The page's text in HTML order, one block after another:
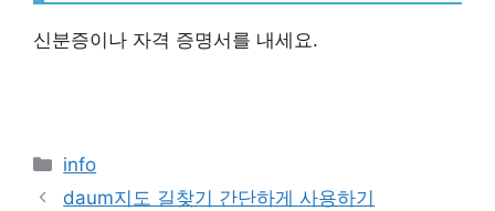
신분증이나 자격 증명서를 내세요.
Categories
info
daum지도 길찾기 간단하게 사용하기